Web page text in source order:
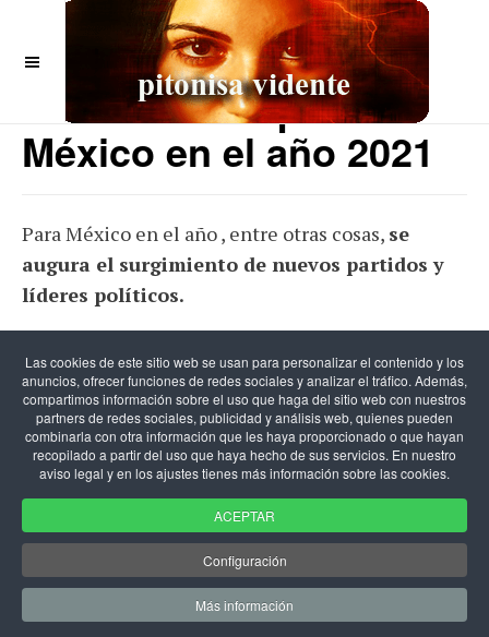
Predicciones para
México en el año 2021
Para México en el año , entre otras cosas, se
augura el surgimiento de nuevos partidos y
líderes políticos.
Las cookies de este sitio web se usan para personalizar el contenido y los
anuncios, ofrecer funciones de redes sociales y analizar el tráfico. Además,
compartimos información sobre el uso que haga del sitio web con nuestros
partners de redes sociales, publicidad y análisis web, quienes pueden
combinarla con otra información que les haya proporcionado o que hayan
recopilado a partir del uso que haya hecho de sus servicios. En nuestro
aviso legal y en los ajustes tienes más información sobre las cookies.
ACEPTAR
Configuración
Más información